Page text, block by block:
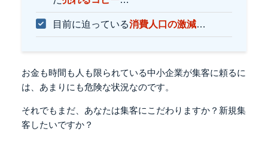
目前に迫っている消費人口の激減…
お金も時間も人も限られている中小企業が集客に頼るに
は、あまりにも危険な状況なのです。
それでもまだ、 あなたは集客にこだわりますか？新規集
客したいですか？